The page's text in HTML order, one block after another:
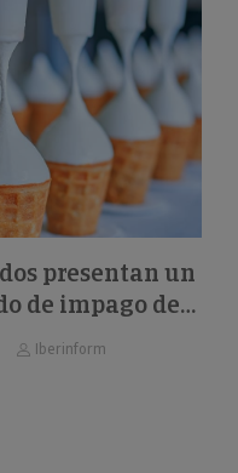
presentan un
de impago del
Iberinform